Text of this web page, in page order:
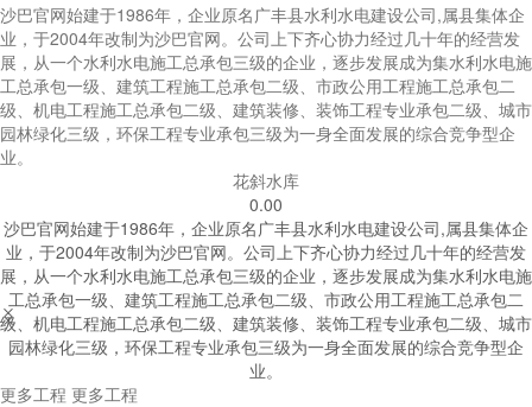
沙巴官网始建于1986年，企业原名广丰县水利水电建设公司,属县集体企
业，于2004年改制为沙巴官网。公司上下齐心协力经过几十年的经营发
展，从一个水利水电施工总承包三级的企业，逐步发展成为集水利水电施
工总承包一级、建筑工程施工总承包二级、市政公用工程施工总承包二
级、机电工程施工总承包二级、建筑装修、装饰工程专业承包二级、城市
园林绿化三级，环保工程专业承包三级为一身全面发展的综合竞争型企
业。
花斜水库
0.00
沙巴官网始建于1986年，企业原名广丰县水利水电建设公司,属县集体企
业，于2004年改制为沙巴官网。公司上下齐心协力经过几十年的经营发
展，从一个水利水电施工总承包三级的企业，逐步发展成为集水利水电施
工总承包一级、建筑工程施工总承包二级、市政公用工程施工总承包二
级、机电工程施工总承包二级、建筑装修、装饰工程专业承包二级、城市
园林绿化三级，环保工程专业承包三级为一身全面发展的综合竞争型企
业。


更多工程 更多工程